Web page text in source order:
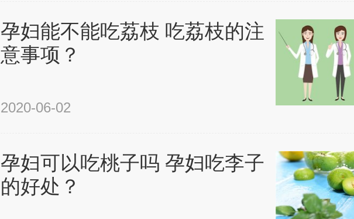
孕妇能不能吃荔枝 吃荔枝的注
意事项？
2020-06-02
孕妇可以吃桃子吗 孕妇吃李子
的好处？